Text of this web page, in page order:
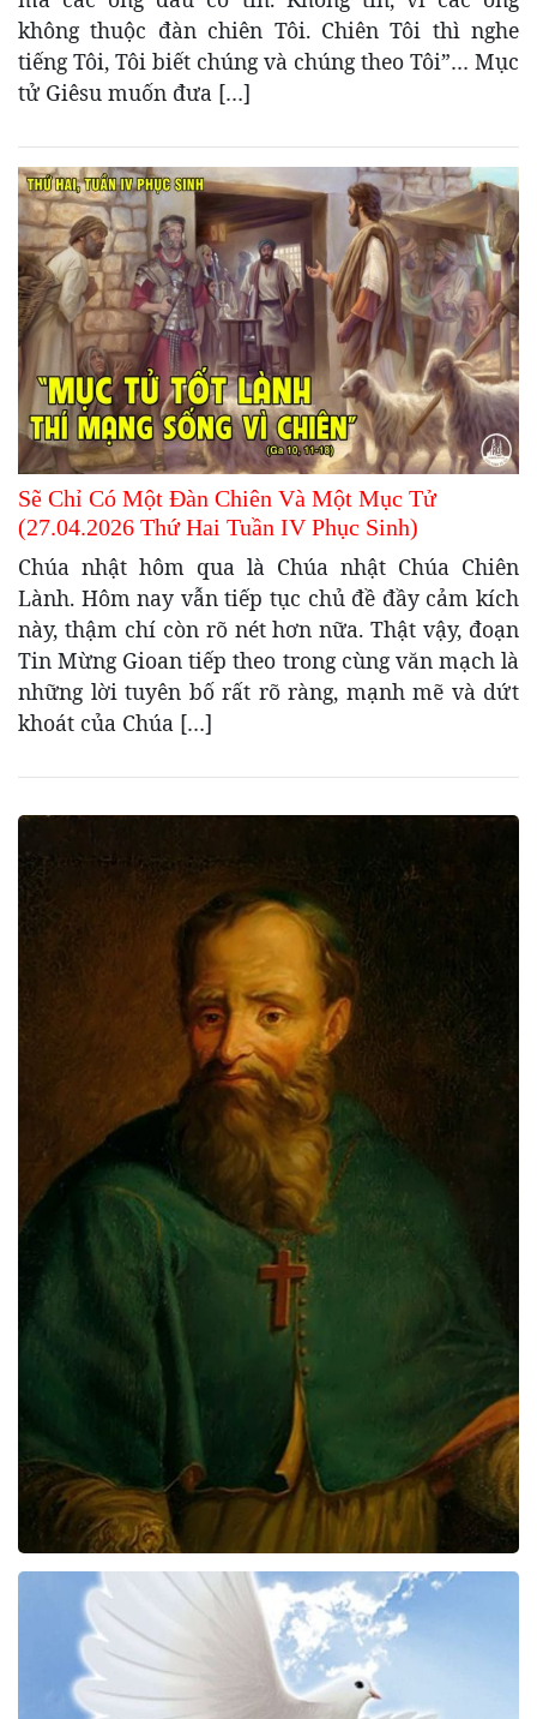
không thuộc đàn chiên Tôi. Chiên Tôi thì nghe
tiếng Tôi, Tôi biết chúng và chúng theo Tôi”… Mục
tử Giêsu muốn đưa […]
Sẽ Chỉ Có Một Đàn Chiên Và Một Mục Tử
(27.04.2026 Thứ Hai Tuần IV Phục Sinh)
Chúa nhật hôm qua là Chúa nhật Chúa Chiên
Lành. Hôm nay vẫn tiếp tục chủ đề đầy cảm kích
này, thậm chí còn rõ nét hơn nữa. Thật vậy, đoạn
Tin Mừng Gioan tiếp theo trong cùng văn mạch là
những lời tuyên bố rất rõ ràng, mạnh mẽ và dứt
khoát của Chúa […]